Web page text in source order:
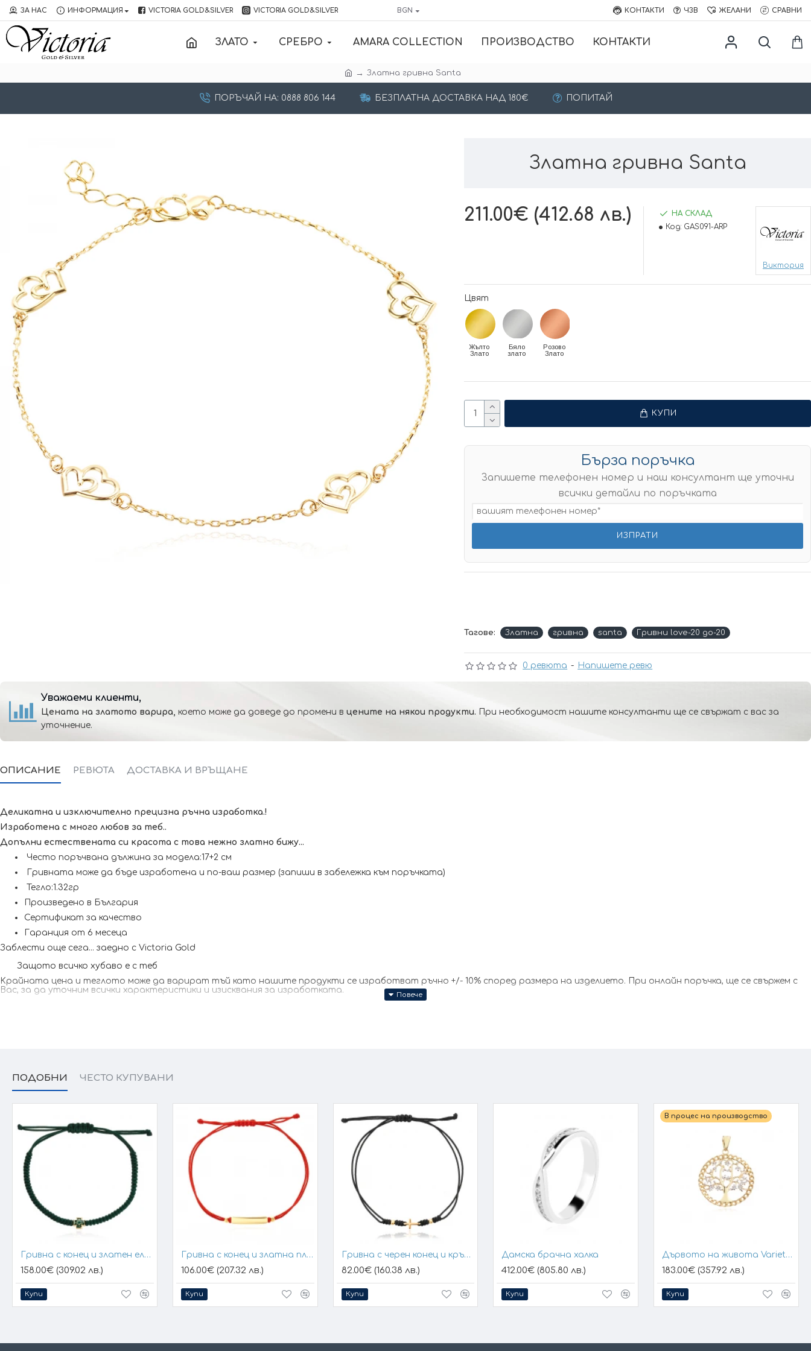
ЗА НАС ИНФОРМАЦИЯ VICTORIA GOLD&SILVER VICTORIA GOLD&SILVER BGN КОНТАКТИ ЧЗВ ЖЕЛАНИ СРАВНИ
ЗЛАТО СРЕБРО AMARA COLLECTION ПРОИЗВОДСТВО КОНТАКТИ
Златна гривна Santa
ПОРЪЧАЙ НА: 0888 806 144 БЕЗПЛАТНА ДОСТАВКА НАД 180€ ПОПИТАЙ
Златна гривна Santa
0 ревюта - Напишете ревю
211.00€ (412.68 лв.)
НА СКЛАД
Код: GAS091-ARP
Виктория
Цвят
Жълто
Злато
Бяло
злато
Розово
Злато
КУПИ
Бърза поръчка
Запишете телефонен номер и наш консултант ще уточни
всички детайли по поръчката
Тагове: Златна гривна santa Гривни love-20 до-20
Уважаеми клиенти,
Цената на златото варира, което може да доведе до промени в цените на някои продукти. При необходимост нашите консултанти ще се свържат с вас за
уточнение.
ОПИСАНИЕ РЕВЮТА ДОСТАВКА И ВРЪЩАНЕ
Деликатна и изключително прецизна ръчна изработка.!
Изработена с много любов за теб..
Допълни естествената си красота с това нежно златно бижу...
Често поръчвана дължина за модела:17+2 см
Гривната може да бъде изработена и по-ваш размер (запиши в забележка към поръчката)
Тегло:1.32гр
Произведено в България
Сертификат за качество
Гаранция от 6 месеца
Заблести още сега... заедно с Victoria Gold
Защото всичко хубаво е с теб
Kрайната цена и теглото може да варират тъй като нашите продукти се изработват ръчно +/- 10% според размера на изделието. При онлайн поръчка, ще се свържем с
Вас, за да уточним всички характеристики и изисквания за изработката.
ПОДОБНИ ЧЕСТО КУПУВАНИ
Гривна с конец и златен елемент кръст
158.00€ (309.02 лв.)
Купи
Гривна с конец и златна плочка за гравиране
106.00€ (207.32 лв.)
Купи
Гривна с черен конец и кръстче
82.00€ (160.38 лв.)
Купи
Дамска брачна халка
412.00€ (805.80 лв.)
Купи
В процес на производство
Дървото на живота Variety 1
183.00€ (357.92 лв.)
Купи